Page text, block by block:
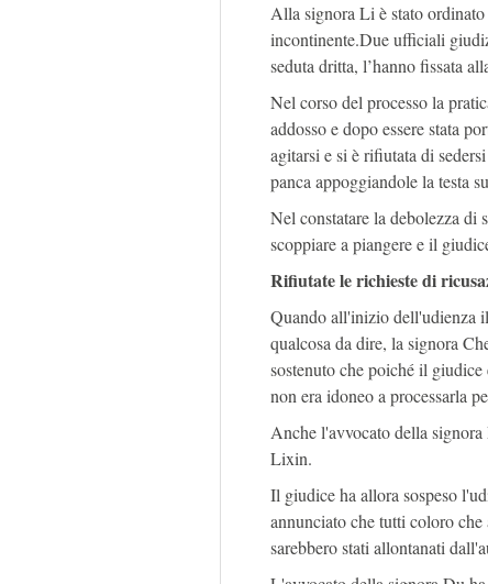
Alla signora Li è stato
incontinente.Due ufficiali
seduta dritta, l’hanno fissata
Nel corso del processo la
addosso e dopo essere stata
agitarsi e si è rifiutata di
panca appoggiandole la testa
Nel constatare la debolezza di
scoppiare a piangere e il
Rifiutate le richieste di
Quando all'inizio dell'udienza
qualcosa da dire, la signora
sostenuto che poiché il
non era idoneo a processarla
Anche l'avvocato della
Lixin.
Il giudice ha allora sospeso
annunciato che tutti coloro
sarebbero stati allontanati